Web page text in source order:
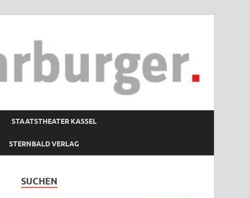
STAATSTHEATER KASSEL
STERNBALD VERLAG
SUCHEN